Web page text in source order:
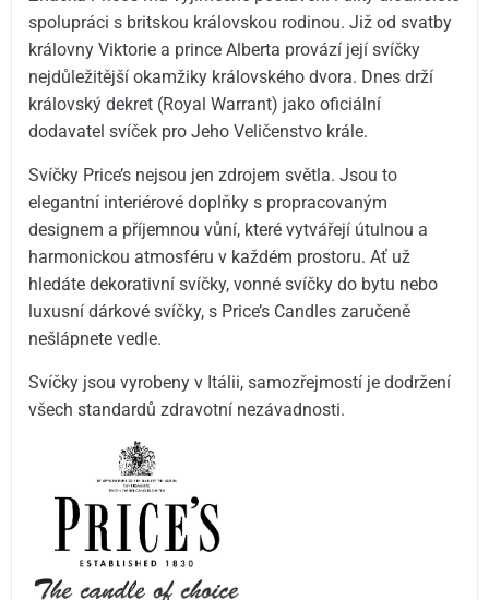
spolupráci s britskou královskou rodinou. Již od svatby
královny Viktorie a prince Alberta provází její svíčky
nejdůležitější okamžiky královského dvora. Dnes drží
královský dekret (Royal Warrant) jako oficiální
dodavatel svíček pro Jeho Veličenstvo krále.
Svíčky Price’s nejsou jen zdrojem světla. Jsou to
elegantní interiérové doplňky s propracovaným
designem a příjemnou vůní, které vytvářejí útulnou a
harmonickou atmosféru v každém prostoru. Ať už
hledáte dekorativní svíčky, vonné svíčky do bytu nebo
luxusní dárkové svíčky, s Price’s Candles zaručeně
nešlápnete vedle.
Svíčky jsou vyrobeny v Itálii, samozřejmostí je dodržení
všech standardů zdravotní nezávadnosti.